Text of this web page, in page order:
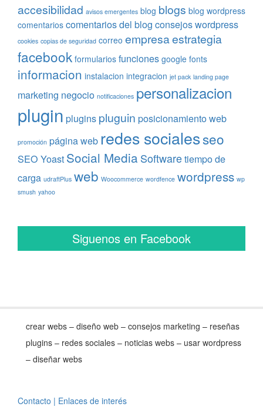
accesibilidad avisos emergentes blog blogs blog wordpress
comentarios comentarios del blog consejos wordpress
cookies copias de seguridad correo empresaestrategia
facebook formularios funciones google fonts
informacion instalacion integracion jet pack landing page
marketing negocio notificaciones personalizacion
plugin plugins pluguin posicionamiento web
promoción página web redes socialesseo
SEO Yoast Social Media Softwaretiempo de
carga udraftPlus web Woocommerce wordfence wordpress wp
smush yahoo
Siguenos en Facebook
crear webs – diseño web – consejos marketing – reseñas
plugins – redes sociales – noticias webs – usar wordpress
– diseñar webs
Contacto | Enlaces de interés